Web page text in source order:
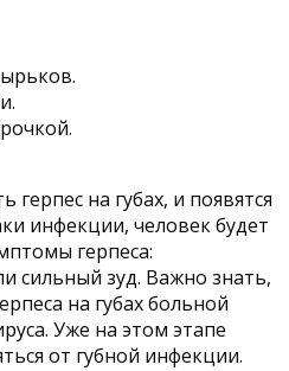
герпес на губах, и появятся
инфекции, человек будет
герпеса:
сильный зуд. Важно знать,
на губах больной
Уже на этом этапе
от губной инфекции.